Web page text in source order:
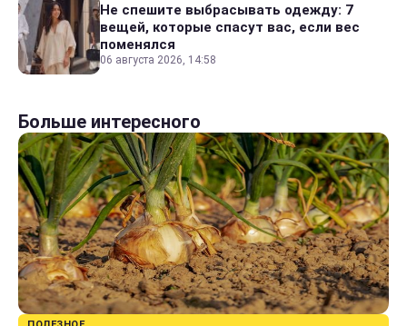
Не спешите выбрасывать одежду: 7
вещей, которые спасут вас, если вес
поменялся
06 августа 2026, 14:58
Больше интересного